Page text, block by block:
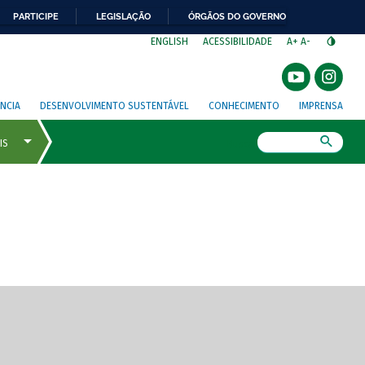
PARTICIPE LEGISLAÇÃO ÓRGÃOS DO GOVERNO
ENGLISH ACESSIBILIDADE A+ A-
DESENVOLVIMENTO SUSTENTÁVEL CONHECIMENTO IMPRENSA
de tela